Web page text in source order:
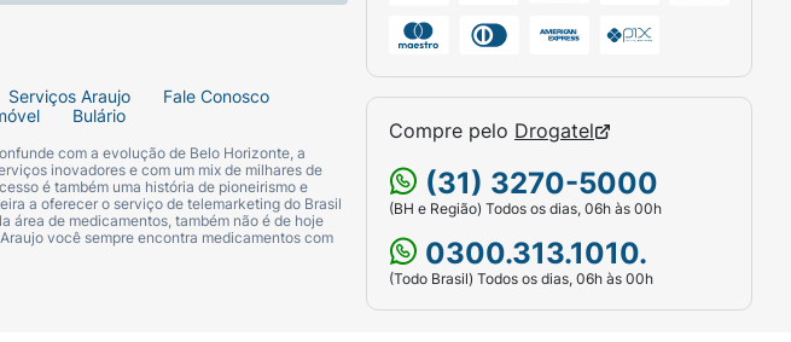
Serviços Araujo
Fale Conosco
Bulário
com a evolução de Belo Horizonte, a
inovadores e com um mix de milhares de
é também uma história de pioneirismo e
a oferecer o serviço de telemarketing do Brasil
área de medicamentos, também não é de hoje
você sempre encontra medicamentos com
Compre pelo Drogatel
(31) 3270-5000
(BH e Região) Todos os dias, 06h às 00h
0300.313.1010.
(Todo Brasil) Todos os dias, 06h às 00h